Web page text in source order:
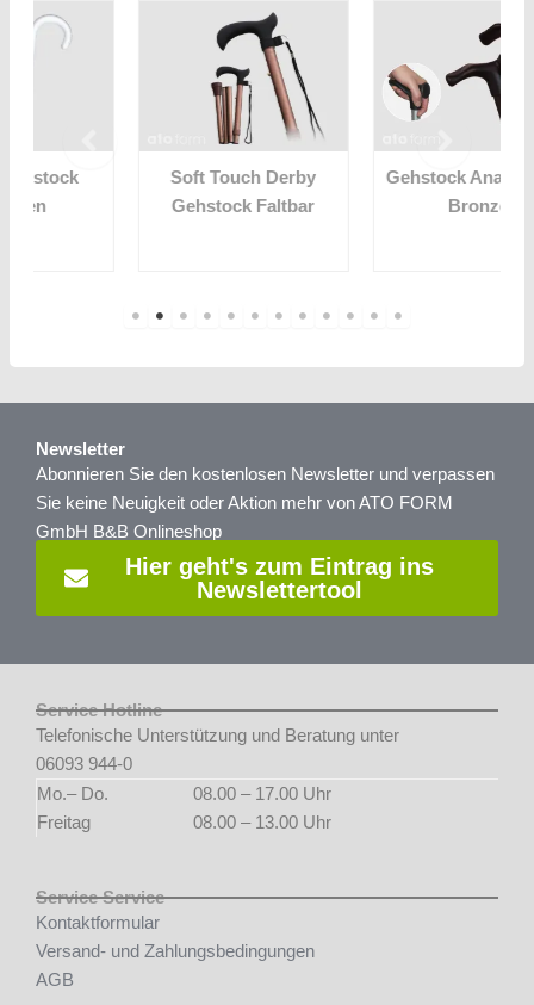
Soft Touch Derby
Gehstock Faltbar
Gehstock Anatomisch
Newsletter
Abonnieren Sie den kostenlosen Newsletter und verpassen
Sie keine Neuigkeit oder Aktion mehr von ATO FORM
GmbH B&B Onlineshop
Hier geht's zum Eintrag ins
Newslettertool
Service Hotline
Telefonische Unterstützung und Beratung unter
06093 944-0
Mo.– Do.
08.00 – 17.00 Uhr
Freitag
08.00 – 13.00 Uhr
Service Service
Kontaktformular
Versand- und Zahlungsbedingungen
AGB